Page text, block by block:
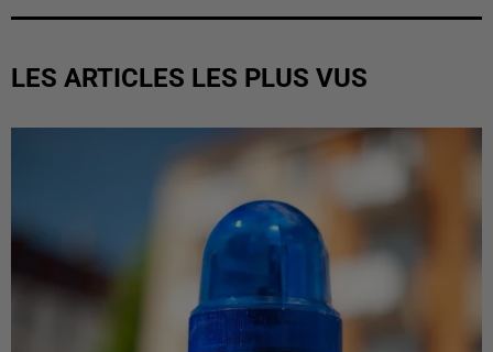
LES ARTICLES LES PLUS VUS